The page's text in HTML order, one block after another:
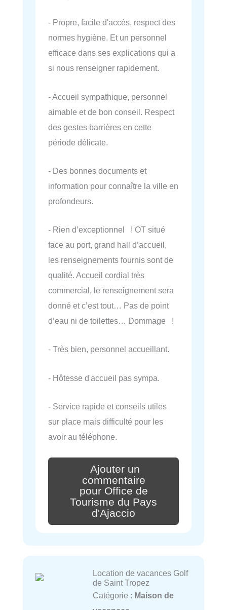
- Propre, facile d'accès, respect des
normes hygiène. Et un personnel
efficace dans ses explications qui a
si nous renseigner rapidement.
- Accueil sympathique, personnel
aimable et de bon conseil. Respect
des gestes barrières en cette
période délicate.
- Des bonnes documents et
information pour connaître la ville en
profondeurs.
- Rien d’exceptionnel ! OT situé
face au port, grand hall d’accueil,
les renseignements fournis sont de
qualité. Accueil cordial très
commercial, le renseignement sera
donné et c’est tout… Pas de point
d’eau ni de toilettes… Dommage !
- Très bien, personnel accueillant.
- Hôtesse d'accueil pas sympa.
- Service rapide et conseils utiles
sur place mais difficulté pour les
avoir au téléphone.
Ajouter un
commentaire
pour Office de
Tourisme du Pays
d'Ajaccio
Location de vacances Golf
de Saint Tropez
Catégorie : Maison de